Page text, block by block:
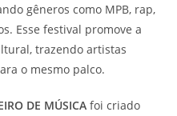
gêneros como MPB, rap,
Esse festival promove a
trazendo artistas
o mesmo palco.
DE MÚSICA foi criado